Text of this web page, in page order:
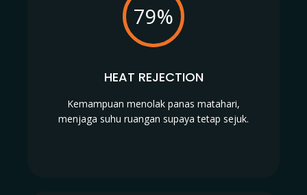
79%
HEAT REJECTION
Kemampuan menolak panas matahari,
menjaga suhu ruangan supaya tetap sejuk.